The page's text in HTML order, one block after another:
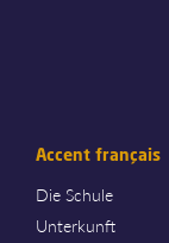
Accent français
Die Schule
Unterkunft